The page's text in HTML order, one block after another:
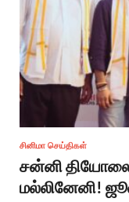
சினிமா செய்திகள்
சன்னி
மல்லினேனி!